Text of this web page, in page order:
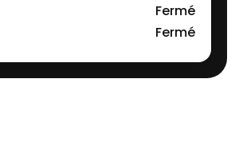
Fermé
Fermé